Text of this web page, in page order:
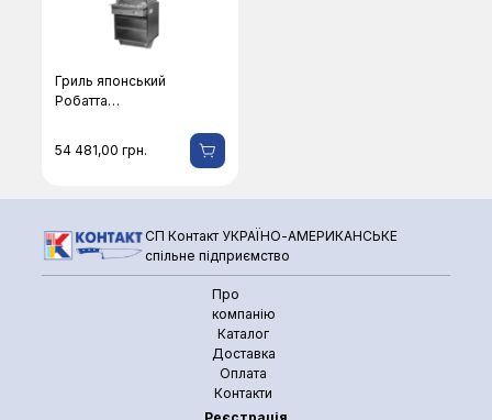
Гриль японський
Робатта
CustomHeat (
комплекті )
450 X550
54 481,00грн.
СП Контакт УКРАЇНО-АМЕРИКАНСЬКЕ
спільне підприємство
Про
компанію
Каталог
Доставка
Оплата
Контакти
Реєстрація